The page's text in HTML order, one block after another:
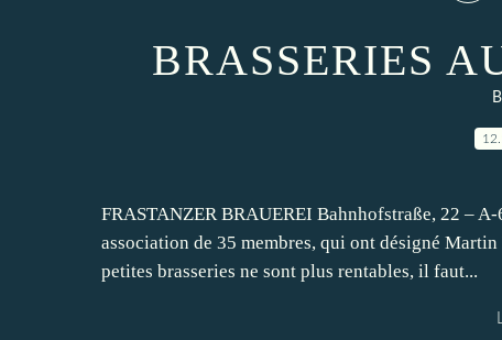
BRASSERIES
FRASTANZER BRAUEREI Bahnhofstraße, 22 –
association de 35 membres, qui ont désigné
petites brasseries ne sont plus rentables, il faut...